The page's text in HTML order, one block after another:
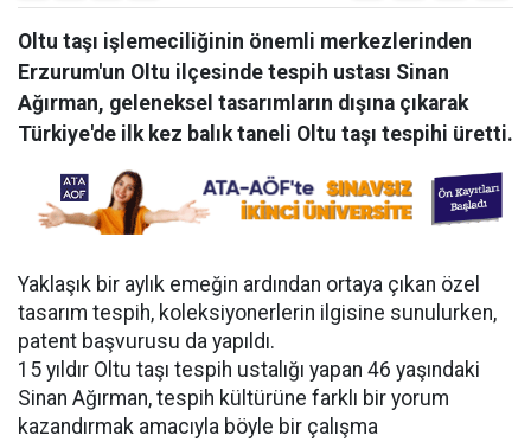
Oltu taşı işlemeciliğinin önemli merkezlerinden
Erzurum'un Oltu ilçesinde tespih ustası Sinan
Ağırman, geleneksel tasarımların dışına çıkarak
Türkiye'de ilk kez balık taneli Oltu taşı tespihi üretti.
Yaklaşık bir aylık emeğin ardından ortaya çıkan özel
tasarım tespih, koleksiyonerlerin ilgisine sunulurken,
patent başvurusu da yapıldı.
15 yıldır Oltu taşı tespih ustalığı yapan 46 yaşındaki
Sinan Ağırman, tespih kültürüne farklı bir yorum
kazandırmak amacıyla böyle bir çalışma